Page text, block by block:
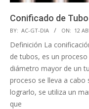
Conificado de Tubo
BY: AC-GT-DIA ON: 12
Definición La
de tubos, es un
diámetro mayor de un
proceso se lleva a cabo
lograrlo, se utiliza un
que